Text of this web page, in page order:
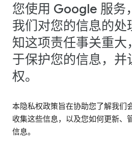
您使用 Google 服务
我们对您的信息的处
知这项责任事关重大
于保护您的信息，并
权。
本隐私权政策旨在协助您了解我们
收集这些信息，以及您如何更新、
信息。